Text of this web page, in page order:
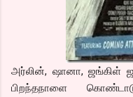
அர்லின், ஷானா, ஜங்கிள்
பிறந்தநாளை